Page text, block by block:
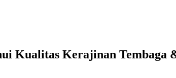
Kualitas Kerajinan Tembaga